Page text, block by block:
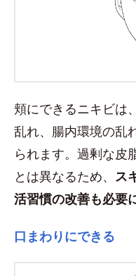
頬にできるニキビは
乱れ、腸内環境の乱
られます。過剰な皮
とは異なるため、 ス
活習慣の改善も必要
口まわりにできる